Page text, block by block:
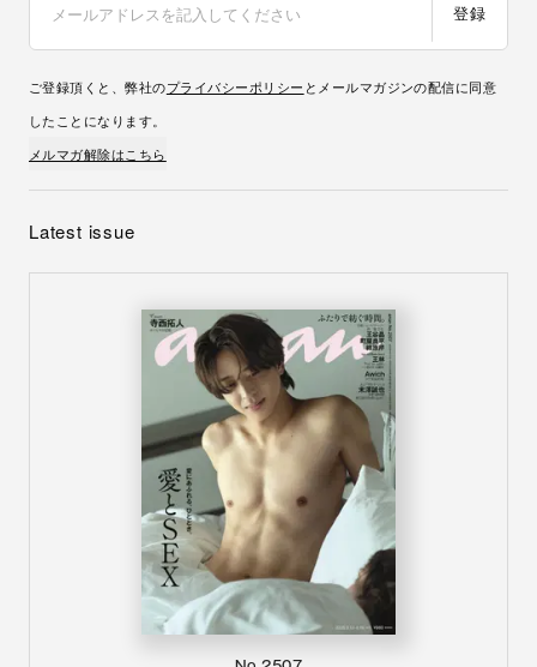
登録
ご登録頂くと、弊社のプライバシーポリシー とメールマガジンの配信に同意
したことになります。
メルマガ解除はこちら
Latest issue